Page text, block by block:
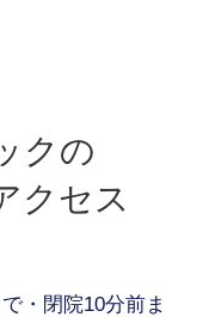
クの
クセス
・閉院10分前ま